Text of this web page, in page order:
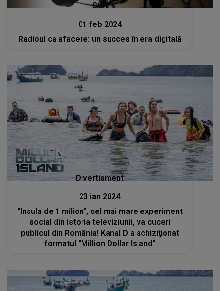
Stiri
01 feb 2024
Radioul ca afacere: un succes în era digitală
Divertisment
23 ian 2024
“Insula de 1 milion”, cel mai mare experiment
social din istoria televiziunii, va cuceri
publicul din România! Kanal D a achiziţionat
formatul “Million Dollar Island”